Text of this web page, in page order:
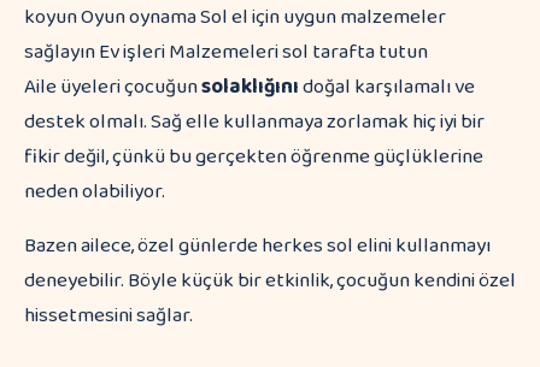
koyun Oyun oynama Sol el için uygun malzemeler
sağlayın Ev işleri Malzemeleri sol tarafta tutun
Aile üyeleri çocuğunsolaklığınıdoğal karşılamalı ve
destek olmalı. Sağ elle kullanmaya zorlamak hiç iyi bir
fikir değil, çünkü bu gerçekten öğrenme güçlüklerine
neden olabiliyor.
Bazen ailece, özel günlerde herkes sol elini kullanmayı
deneyebilir. Böyle küçük bir etkinlik, çocuğun kendini özel
hissetmesini sağlar.